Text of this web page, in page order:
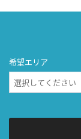
希望エリア